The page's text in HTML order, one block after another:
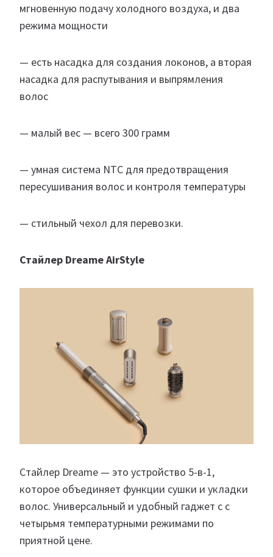
мгновенную подачу холодного воздуха, и два
режима мощности
— есть насадка для создания локонов, а вторая
насадка для распутывания и выпрямления
волос
— малый вес — всего 300 грамм
— умная система NTC для предотвращения
пересушивания волос и контроля температуры
— стильный чехол для перевозки.
Стайлер Dreame AirStyle
Стайлер Dreame — это устройство 5-в-1,
которое объединяет функции сушки и укладки
волос. Универсальный и удобный гаджет с с
четырьмя температурными режимами по
приятной цене.